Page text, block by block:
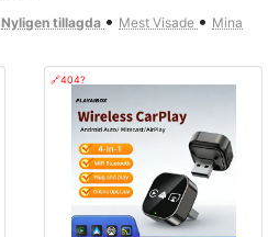
Nyligen tillagda • Mest Visade • Mina
🔗404?